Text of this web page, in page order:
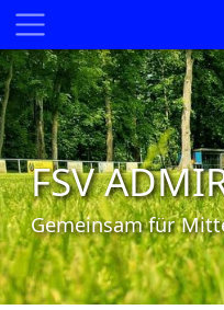
FSV
Gemeinsam für